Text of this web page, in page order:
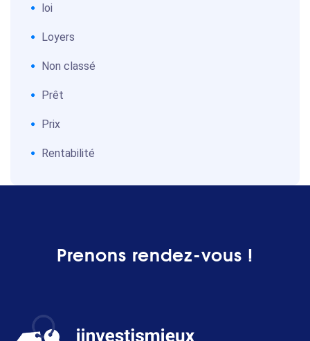
loi
Loyers
Non classé
Prêt
Prix
Rentabilité
Prenons rendez-vous !